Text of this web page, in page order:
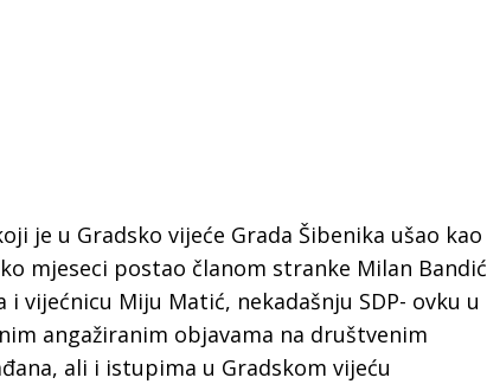
je u Gradsko vijeće Grada Šibenika ušao kao
mjeseci postao članom stranke Milan Bandić
vijećnicu Miju Matić, nekadašnju SDP- ovku u
angažiranim objavama na društvenim
ali i istupima u Gradskom vijeću